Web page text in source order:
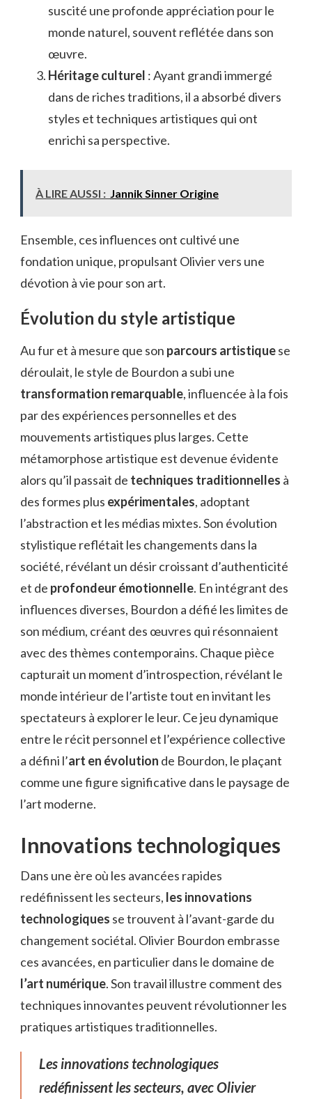
suscité une profonde appréciation pour le
monde naturel, souvent reflétée dans son
œuvre.
Héritage culturel : Ayant grandi immergé
dans de riches traditions, il a absorbé divers
styles et techniques artistiques qui ont
enrichi sa perspective.
À LIRE AUSSI : Jannik Sinner Origine
Ensemble, ces influences ont cultivé une
fondation unique, propulsant Olivier vers une
dévotion à vie pour son art.
Évolution du style artistique
Au fur et à mesure que son parcours artistiquese
déroulait, le style de Bourdon a subi une
transformation remarquable, influencée à la fois
par des expériences personnelles et des
mouvements artistiques plus larges. Cette
métamorphose artistique est devenue évidente
alors qu’il passait de techniques traditionnelles à
des formes plus expérimentales, adoptant
l’abstraction et les médias mixtes. Son évolution
stylistique reflétait les changements dans la
société, révélant un désir croissant d’authenticité
et de profondeur émotionnelle. En intégrant des
influences diverses, Bourdon a défié les limites de
son médium, créant des œuvres qui résonnaient
avec des thèmes contemporains. Chaque pièce
capturait un moment d’introspection, révélant le
monde intérieur de l’artiste tout en invitant les
spectateurs à explorer le leur. Ce jeu dynamique
entre le récit personnel et l’expérience collective
a défini l’art en évolution de Bourdon, le plaçant
comme une figure significative dans le paysage de
l’art moderne.
Innovations technologiques
Dans une ère où les avancées rapides
redéfinissent les secteurs, les innovations
technologiques se trouvent à l’avant-garde du
changement sociétal. Olivier Bourdon embrasse
ces avancées, en particulier dans le domaine de
l’art numérique. Son travail illustre comment des
techniques innovantes peuvent révolutionner les
pratiques artistiques traditionnelles.
Les innovations technologiques
redéfinissent les secteurs, avec Olivier